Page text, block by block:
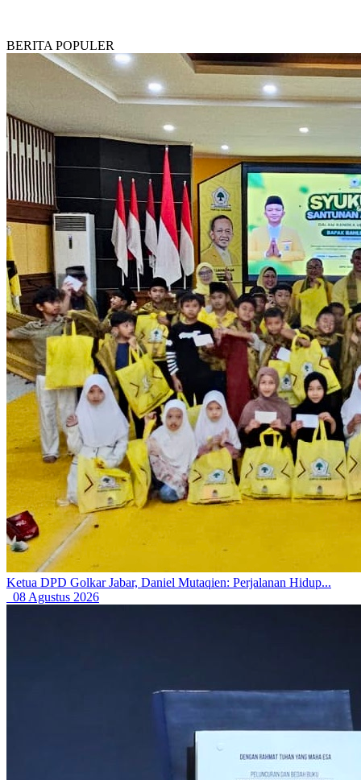
BERITA POPULER
Ketua DPD Golkar Jabar, Daniel Mutaqien: Perjalanan Hidup...
08 Agustus 2026